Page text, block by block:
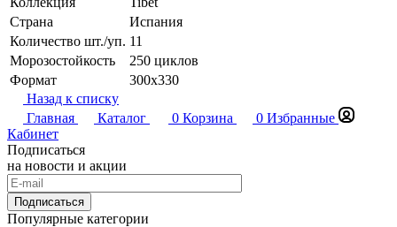
Страна
Испания
Количество шт./уп. 11
Морозостойкость
250 циклов
Формат
300x330
Назад к списку
Главная
Каталог 0 Корзина 0 Избранные
Кабинет
Подписаться
на новости и акции
Подписаться
Популярные категории